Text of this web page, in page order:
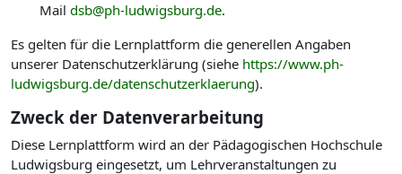
Mail dsb@ph-ludwigsburg.de.
Es gelten für die Lernplattform die generellen Angaben
unserer Datenschutzerklärung (siehe https://www.ph-
ludwigsburg.de/datenschutzerklaerung).
Zweck der Datenverarbeitung
Diese Lernplattform wird an der Pädagogischen Hochschule
Ludwigsburg eingesetzt, um Lehrveranstaltungen zu